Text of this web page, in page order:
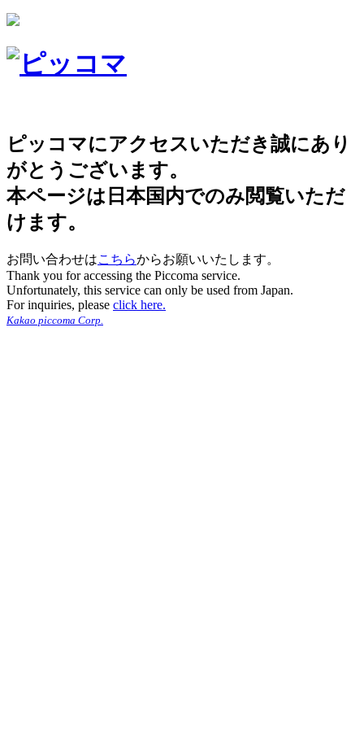
ピッコマにアクセスいただき誠にあり
がとうございます。
本ページは日本国内でのみ閲覧いただ
けます。
お問い合わせはこちらからお願いいたします。
Thank you for accessing the Piccoma service.
Unfortunately, this service can only be used from Japan.
For inquiries, please click here.
Kakao piccoma Corp.